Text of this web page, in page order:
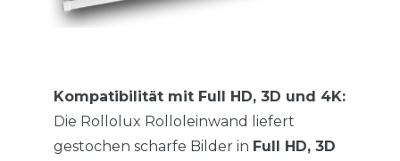
Kompatibilität mit Full HD, 3D und 4K:
Die Rollolux Rolloleinwand liefert
gestochen scharfe Bilder in Full HD, 3D